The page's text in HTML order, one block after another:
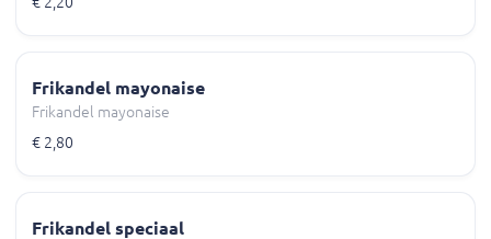
Frikandel mayonaise
Frikandel mayonaise
€ 2,80
Frikandel speciaal